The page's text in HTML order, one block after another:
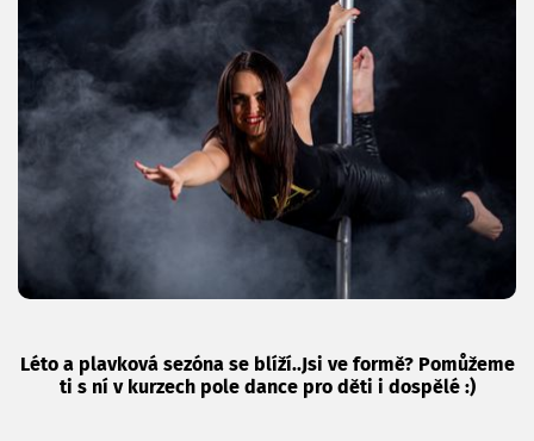
Léto a plavková sezóna se blíží..Jsi ve formě? Pomůžeme
ti s ní v kurzech pole dance pro děti i dospělé :)